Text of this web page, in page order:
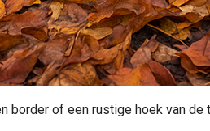
border of een rustige hoek van